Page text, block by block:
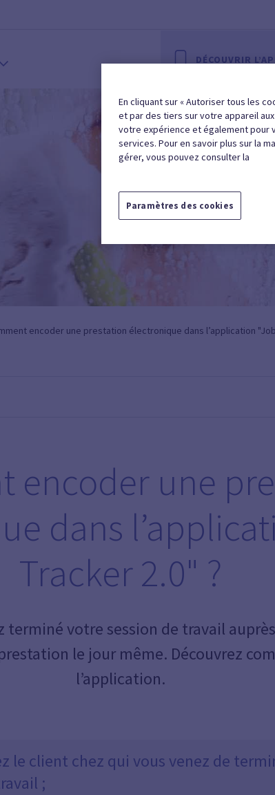
DÉCOUVRIR
encoder une prestation électronique dans l’application
encoder une
dans
Tracker 2.0" ?
terminé votre session de travail
le jour même. Découvrez
l’application.
le client chez qui vous venez de
;
En cliquant sur « Autoriser tous les
et par des tiers sur votre appareil
votre expérience et également pour
services. Pour en savoir plus sur la
gérer, vous pouvez consulter la
Paramètres des cookies